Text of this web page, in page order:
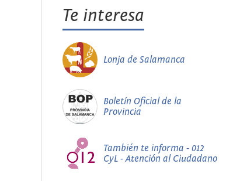
Te interesa
Lonja de Salamanca
Boletín Oficial de la
Provincia
También te informa - 012
CyL - Atención al Ciudadano